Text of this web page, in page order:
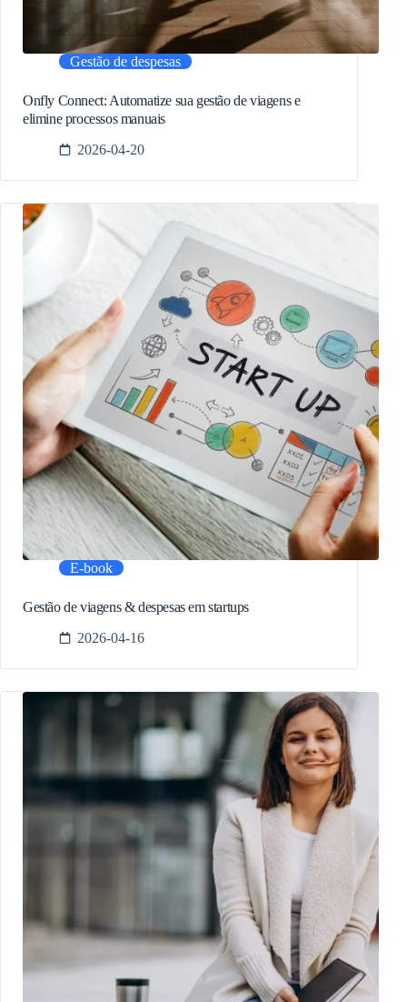
Gestão de despesas
Onfly Connect: Automatize sua gestão de viagens e
elimine processos manuais
2026-04-20
E-book
Gestão de viagens & despesas em startups
2026-04-16